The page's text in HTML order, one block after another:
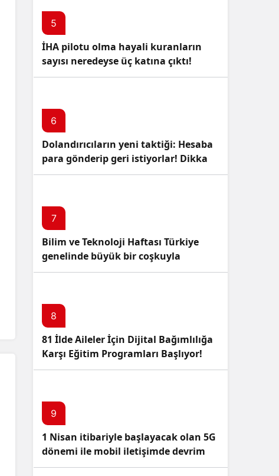
5
İHA pilotu olma hayali kuranların
sayısı neredeyse üç katına çıktı!
6
Dolandırıcıların yeni taktiği: Hesaba
para gönderip geri istiyorlar! Dikkat
Edin!
7
Bilim ve Teknoloji Haftası Türkiye
genelinde büyük bir coşkuyla
kutlandı: İşte Etkinlikler ve
8
81 İlde Aileler İçin Dijital Bağımlılığa
Karşı Eğitim Programları Başlıyor!
9
1 Nisan itibariyle başlayacak olan 5G
dönemi ile mobil iletişimde devrim
başlıyor!